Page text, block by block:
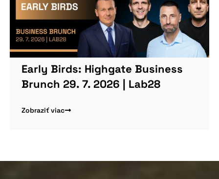
Early Birds: Highgate Business
Brunch 29. 7. 2026 | Lab28
Zobraziť viac